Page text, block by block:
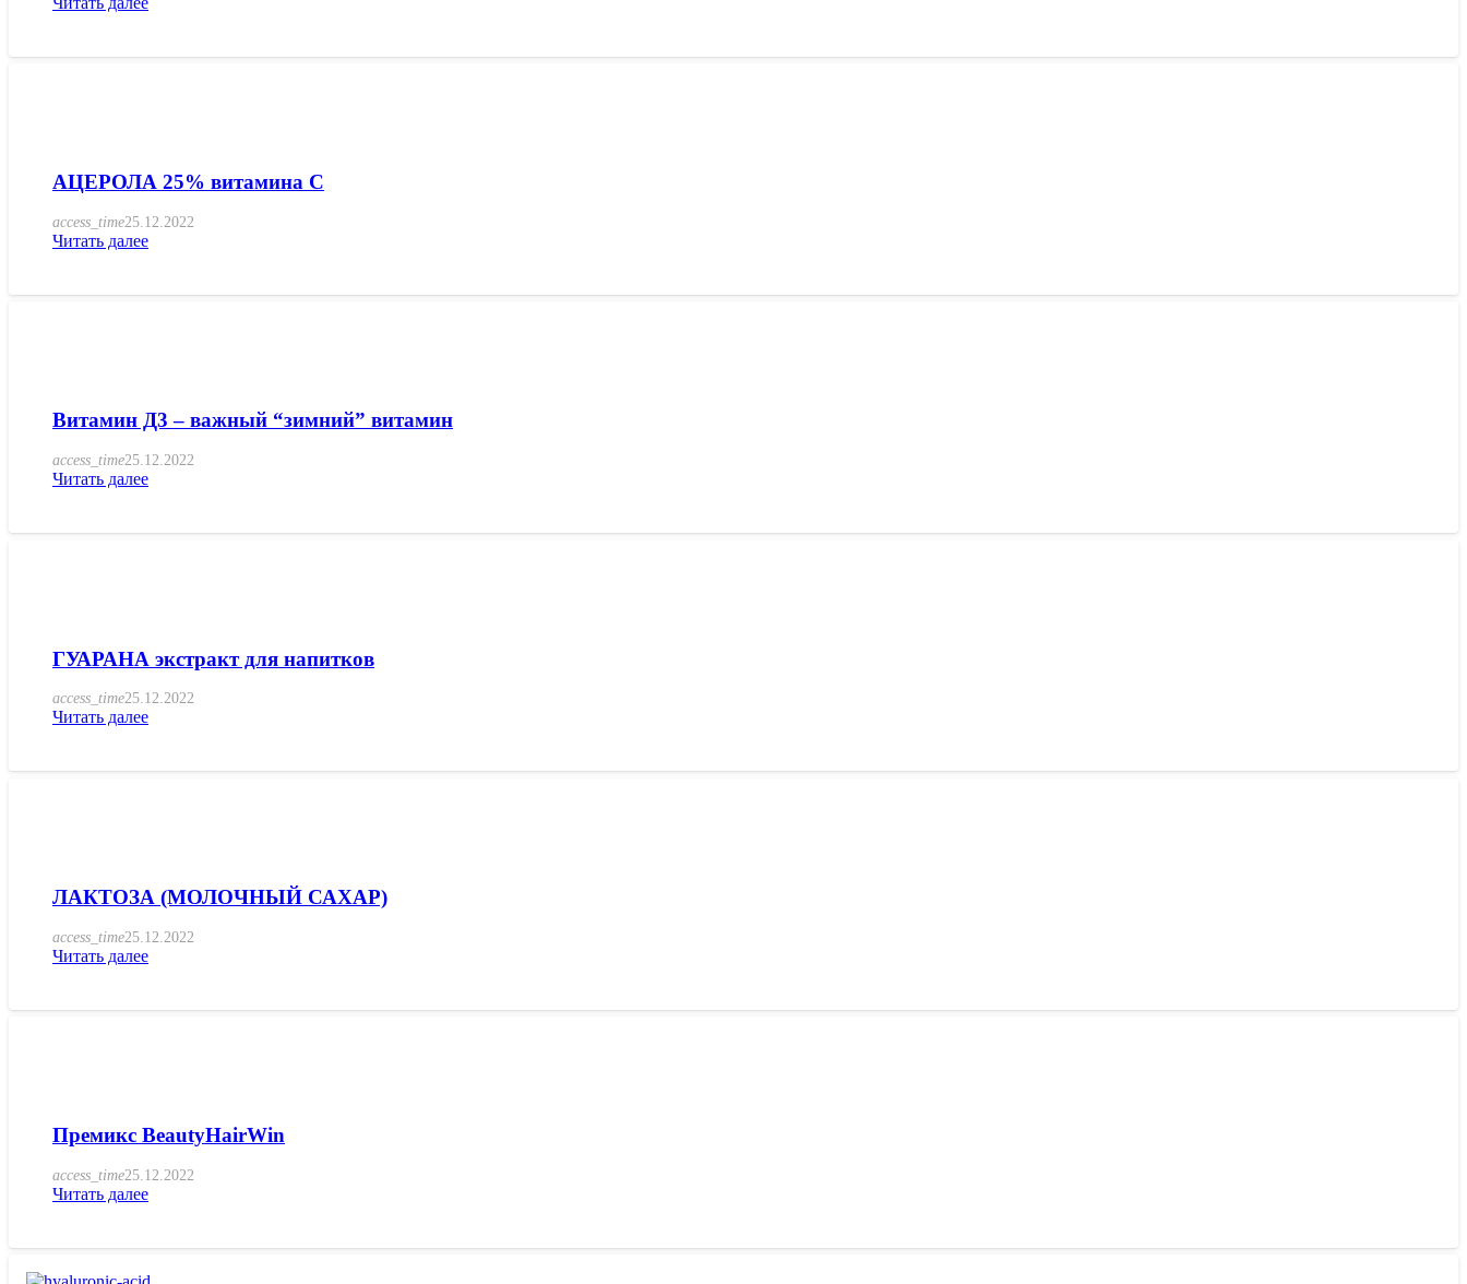
АЦЕРОЛА 25% витамина С
access_time25.12.2022
Читать далее
Витамин Д3 – важный “зимний” витамин
access_time25.12.2022
Читать далее
ГУАРАНА экстракт для напитков
access_time25.12.2022
Читать далее
ЛАКТОЗА (МОЛОЧНЫЙ САХАР)
access_time25.12.2022
Читать далее
Премикс BeautyHairWin
access_time25.12.2022
Читать далее